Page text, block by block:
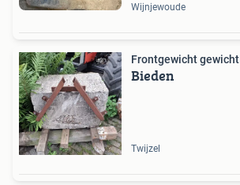
Wijnjewoude
Frontgewicht gewicht
Bieden
Twijzel